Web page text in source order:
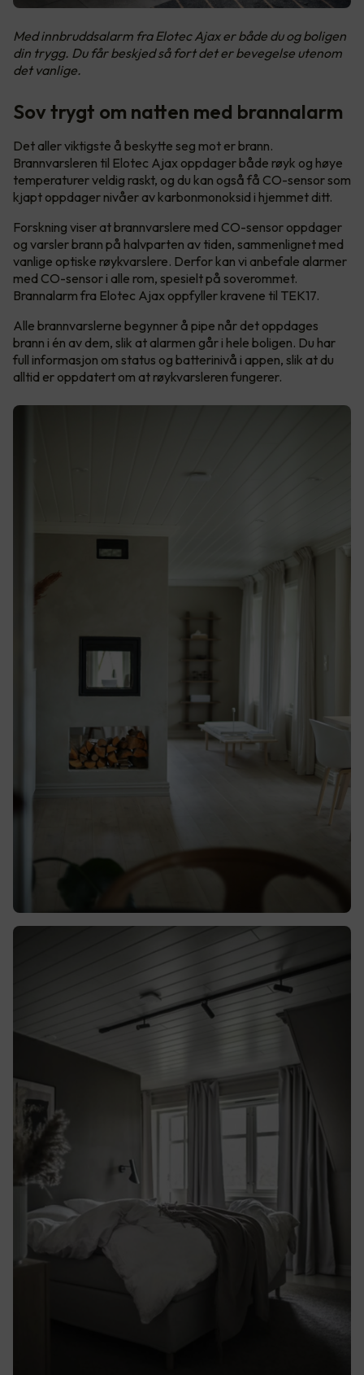
Med innbruddsalarm fra Elotec Ajax er både du og boligen
din trygg. Du får beskjed så fort det er bevegelse utenom
det vanlige.
Sov trygt om natten med brannalarm
Det aller viktigste å beskytte seg mot er brann.
Brannvarsleren til Elotec Ajax oppdager både røyk og høye
temperaturer veldig raskt, og du kan også få CO-sensor som
kjapt oppdager nivåer av karbonmonoksid i hjemmet ditt.
Forskning viser at brannvarslere med CO-sensor oppdager
og varsler brann på halvparten av tiden, sammenlignet med
vanlige optiske røykvarslere. Derfor kan vi anbefale alarmer
med CO-sensor i alle rom, spesielt på soverommet.
Brannalarm fra Elotec Ajax oppfyller kravene til TEK17.
Alle brannvarslerne begynner å pipe når det oppdages
brann i én av dem, slik at alarmen går i hele boligen. Du har
full informasjon om status og batterinivå i appen, slik at du
alltid er oppdatert om at røykvarsleren fungerer.